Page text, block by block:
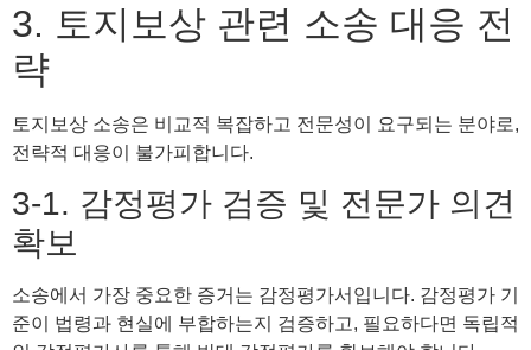
3. 토지보상 관련 소송 대응 전
략
토지보상 소송은 비교적 복잡하고 전문성이 요구되는 분야로,
전략적 대응이 불가피합니다.
3-1. 감정평가 검증 및 전문가 의견
확보
소송에서 가장 중요한 증거는 감정평가서입니다. 감정평가 기
준이 법령과 현실에 부합하는지 검증하고, 필요하다면 독립적